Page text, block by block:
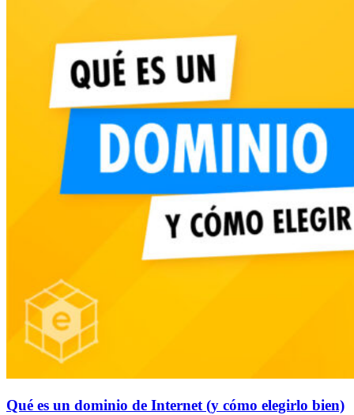
Qué es un dominio de Internet (y cómo elegirlo bien)